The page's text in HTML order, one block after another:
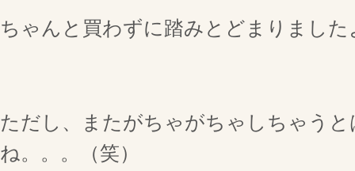
ちゃんと買わずに踏みとどまりました
ただし、またがちゃがちゃしちゃう
ね。。。（笑）